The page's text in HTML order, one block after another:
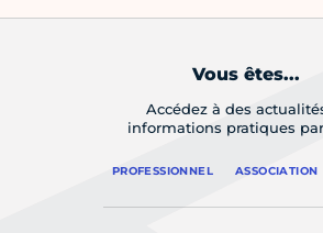
Vous êtes...
Accédez à des
informations pratiques
PROFESSIONNEL ASSOCIATION